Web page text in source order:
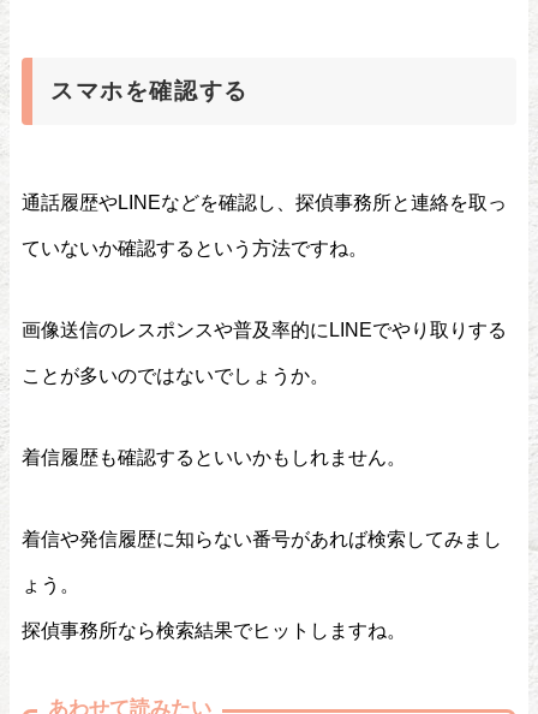
スマホを確認する
通話履歴やLINEなどを確認し、探偵事務所と連絡を取っ
ていないか確認するという方法ですね。
画像送信のレスポンスや普及率的にLINEでやり取りする
ことが多いのではないでしょうか。
着信履歴も確認するといいかもしれません。
着信や発信履歴に知らない番号があれば検索してみまし
ょう。
探偵事務所なら検索結果でヒットしますね。
あわせて読みたい